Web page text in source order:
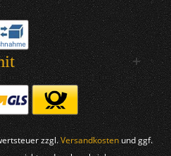
zzgl.Versandkosten und ggf.